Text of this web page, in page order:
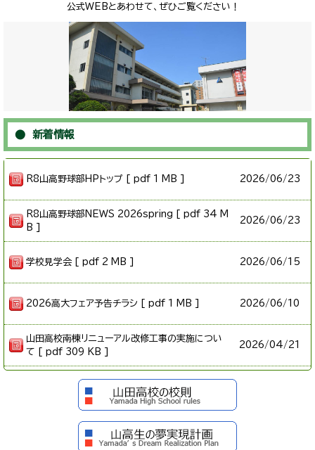
公式WEBとあわせて、ぜひご覧ください！
● 新着情報
R8山高野球部HPトップ [ pdf 1 MB ] 2026/06/23
R8山高野球部NEWS 2026spring [ pdf 34 M
B ]
2026/06/23
学校見学会 [ pdf 2 MB ] 2026/06/15
2026高大フェア予告チラシ [ pdf 1 MB ] 2026/06/10
山田高校南棟リニューアル改修工事の実施につい
て [ pdf 309 KB ]
2026/04/21